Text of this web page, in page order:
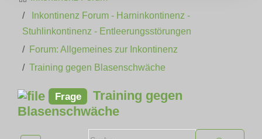
Inkontinenz Forum - Harninkontinenz -
Stuhlinkontinenz - Entleerungsstörungen
Forum: Allgemeines zur Inkontinenz
Training gegen Blasenschwäche
Frage
Training gegen
Blasenschwäche